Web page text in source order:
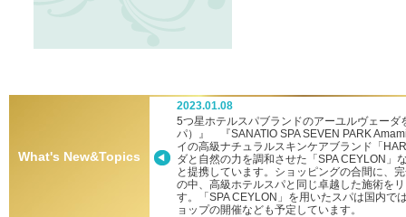
What's New&Topics
2023.01.08
5つ星ホテルスパブランドのアーユルヴェーダ
パ）』 『SANATIO SPA SEVEN PARK
イの高級ナチュラルスキンケアブランド「
ダと自然の力を調和させた「SPA CEYLON」
と提携しています。ショッピングの合間に、
の中、高級ホテルスパと同じ卓越した施術を
す。「SPA CEYLON」を用いたスパは国内で
ョップの開催なども予定しています。